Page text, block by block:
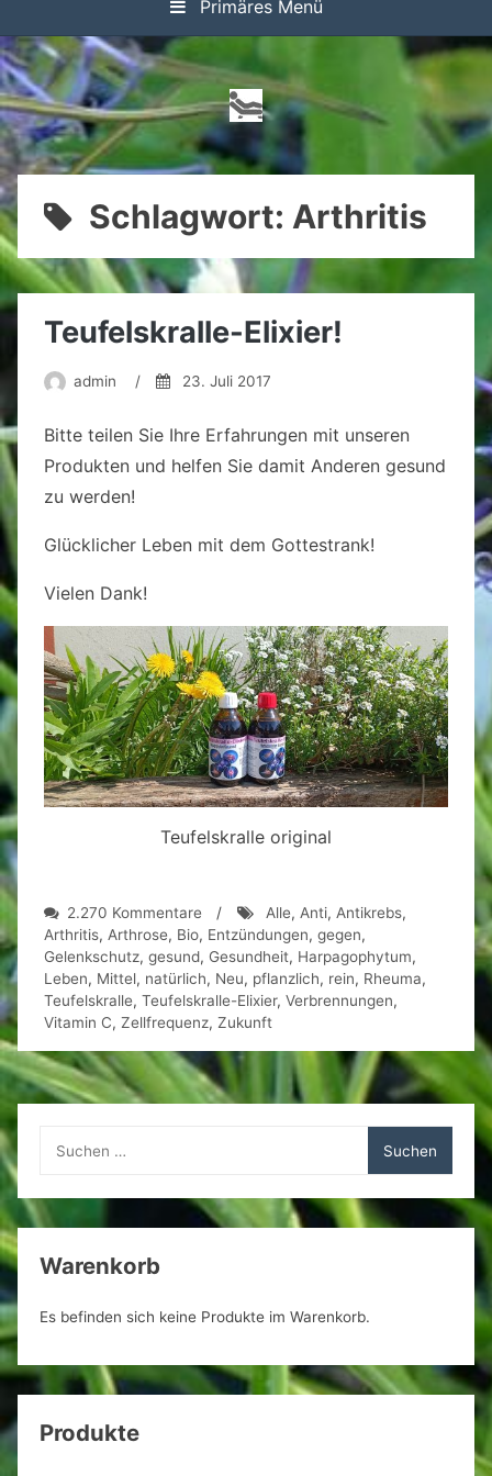
Primäres Menü
Schlagwort: Arthritis
Teufelskralle-Elixier!
admin / 23. Juli 2017
Bitte teilen Sie Ihre Erfahrungen mit unseren
Produkten und helfen Sie damit Anderen gesund
zu werden!
Glücklicher Leben mit dem Gottestrank!
Vielen Dank!
Teufelskralle original
2.270 Kommentarezu
Teufelskralle-
Elixier!
/ Alle, Anti, Antikrebs,
Arthritis, Arthrose, Bio, Entzündungen, gegen,
Gelenkschutz, gesund, Gesundheit, Harpagophytum,
Leben, Mittel, natürlich, Neu, pflanzlich, rein, Rheuma,
Teufelskralle, Teufelskralle-Elixier, Verbrennungen,
Vitamin C, Zellfrequenz, Zukunft
nach:
Warenkorb
Es befinden sich keine Produkte im Warenkorb.
Produkte